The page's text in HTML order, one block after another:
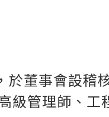
董事會設稽
級管理師、工